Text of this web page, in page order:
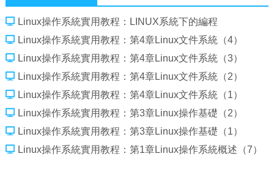
Linux操作系統實用教程：LINUX系統下的編程
Linux操作系統實用教程：第4章Linux文件系統（4）
Linux操作系統實用教程：第4章Linux文件系統（3）
Linux操作系統實用教程：第4章Linux文件系統（2）
Linux操作系統實用教程：第4章Linux文件系統（1）
Linux操作系統實用教程：第3章Linux操作基礎（2）
Linux操作系統實用教程：第3章Linux操作基礎（1）
Linux操作系統實用教程：第1章Linux操作系統概述（7）